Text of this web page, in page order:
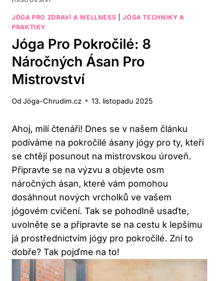
JÓGA PRO ZDRAVÍ A WELLNESS |JÓGA TECHNIKY A
PRAKTIKY
Jóga Pro Pokročilé: 8
Náročných Ásan Pro
Mistrovství
Od Jóga-Chrudim.cz 13. listopadu 2025
Ahoj, milí čtenáři! Dnes se v našem článku
podíváme na pokročilé ásany jógy pro ty, kteří
se chtějí posunout na mistrovskou úroveň.
Připravte se na výzvu a objevte osm
náročných ásan, které vám pomohou
dosáhnout nových vrcholků ve vašem
jógovém cvičení. Tak se pohodlně usaďte,
uvolněte se a připravte se na cestu k lepšímu
já prostřednictvím jógy pro pokročilé. Zní to
dobře? Tak pojďme na to!